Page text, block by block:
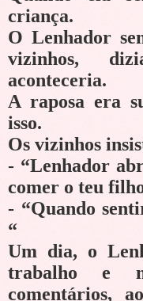
criança.
O Lenhador
vizinhos,
aconteceria.
A raposa era
isso.
Os vizinhos
- “Lenhador
comer o teu
- “Quando
“
Um dia, o
trabalho e
comentários,